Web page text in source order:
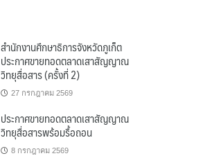
สำนักงานศึกษาธิการจังหวัดภูเก็ต
ประกาศขายทอดตลาดเสาสัญญาณ
วิทยุสื่อสาร (ครั้งที่ 2)
27 กรกฎาคม 2569
ประกาศขายทอดตลาดเสาสัญญาณ
วิทยุสื่อสารพร้อมรื้อถอน
8 กรกฎาคม 2569